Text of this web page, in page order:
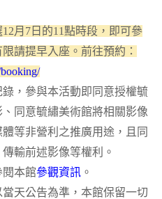
月7日的11點時段，即可參
請提早入座。前往預約：
，參與本活動即同意授權毓
同意毓繡美術館將相關影像
等非營利之推廣用途，且同
輸前述影像等權利。
本館參觀資訊 。
天公告為準，本館保留一切